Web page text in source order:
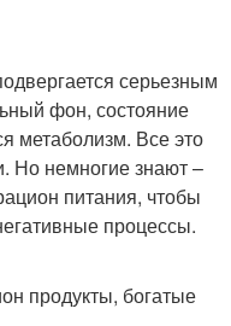
серьезным
фон, состояние
метаболизм. Все это
Но немногие знают –
питания, чтобы
процессы.
продукты, богатые